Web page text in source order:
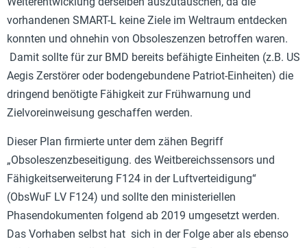
vorhandenen SMART-L keine Ziele im Weltraum entdecken
konnten und ohnehin von Obsoleszenzen betroffen waren.
Damit sollte für zur BMD bereits befähigte Einheiten (z.B. US
Aegis Zerstörer oder bodengebundene Patriot-Einheiten) die
dringend benötigte Fähigkeit zur Frühwarnung und
Zielvoreinweisung geschaffen werden.
Dieser Plan firmierte unter dem zähen Begriff
„Obsoleszenzbeseitigung. des Weitbereichssensors und
Fähigkeitserweiterung F124 in der Luftverteidigung“
(ObsWuF LV F124) und sollte den ministeriellen
Phasendokumenten folgend ab 2019 umgesetzt werden.
Das Vorhaben selbst hat sich in der Folge aber als ebenso